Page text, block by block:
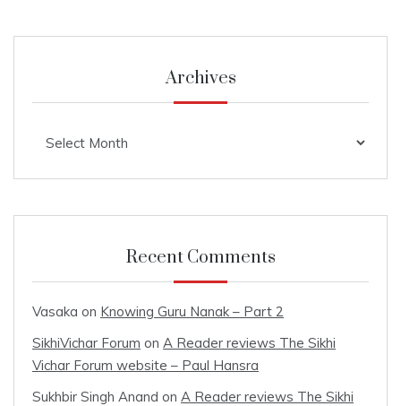
Archives
Recent Comments
Vasaka on Knowing Guru Nanak – Part 2
SikhiVichar Forum on A Reader reviews The Sikhi
Vichar Forum website – Paul Hansra
Sukhbir Singh Anand on A Reader reviews The Sikhi